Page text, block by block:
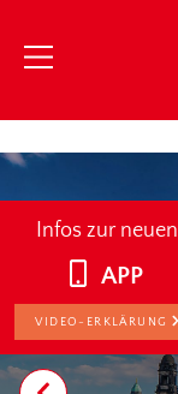
Infos zur neuen
APP
VIDEO-ERKLÄRUNG